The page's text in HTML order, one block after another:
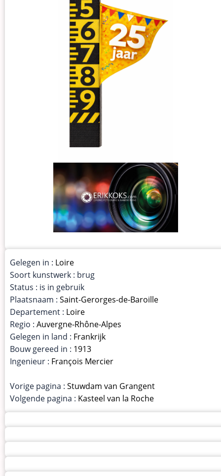
Gelegen in : Loire
Soort kunstwerk : brug
Status : is in gebruik
Plaatsnaam : Saint-Gerorges-de-Baroille
Departement : Loire
Regio : Auvergne-Rhône-Alpes
Gelegen in land : Frankrijk
Bouw gereed in : 1913
Ingenieur : François Mercier
Vorige pagina : Stuwdam van Grangent
Volgende pagina : Kasteel van la Roche